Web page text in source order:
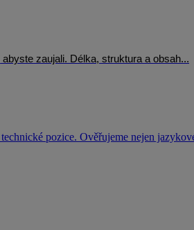
zaujali. Délka, struktura a obsah...
pozice. Ověřujeme nejen